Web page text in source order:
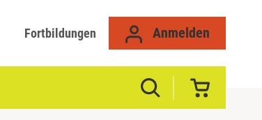
Fortbildungen Anmelden